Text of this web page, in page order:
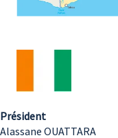
Président
Alassane OUATTARA